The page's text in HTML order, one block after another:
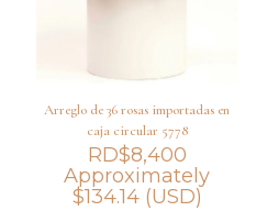
Arreglo de 36 rosas importadas en
caja circular 5778
RD$8,400
Approximately
$134.14(USD)